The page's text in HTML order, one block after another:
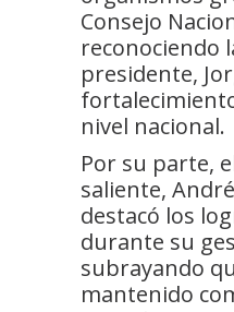
Consejo
reconociendo
presidente,
nivel nacional.
Por su parte,
saliente,
destacó los
durante su
subrayando
mantenido